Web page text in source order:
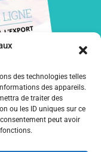
des technologies telles
des appareils.
de traiter des
ou les ID uniques sur ce
peut avoir
LIVRE